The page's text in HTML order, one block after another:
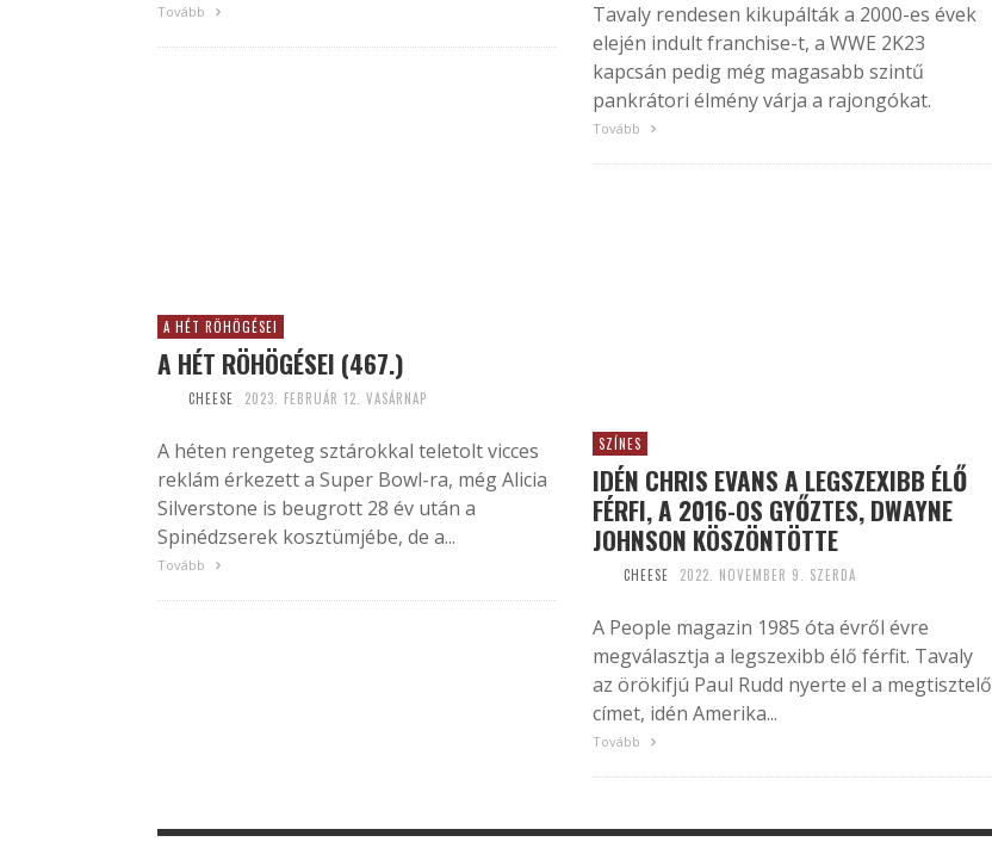
Tovább
Tavaly rendesen kikupálták a 2000-es évek
elején indult franchise-t, a WWE 2K23
kapcsán pedig még magasabb szintű
pankrátori élmény várja a rajongókat.
Tovább
A HÉT RÖHÖGÉSEI
A HÉT RÖHÖGÉSEI (467.)
CHEESE 2023. FEBRUÁR 12. VASÁRNAP
A héten rengeteg sztárokkal teletolt vicces
reklám érkezett a Super Bowl-ra, még Alicia
Silverstone is beugrott 28 év után a
Spinédzserek kosztümjébe, de a...
Tovább
SZÍNES
IDÉN CHRIS EVANS A LEGSZEXIBB ÉLŐ
FÉRFI, A 2016-OS GYŐZTES, DWAYNE
JOHNSON KÖSZÖNTÖTTE
CHEESE 2022. NOVEMBER 9. SZERDA
A People magazin 1985 óta évről évre
megválasztja a legszexibb élő férfit. Tavaly
az örökifjú Paul Rudd nyerte el a megtisztelő
címet, idén Amerika...
Tovább